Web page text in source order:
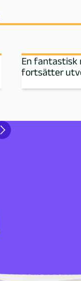
En fantastisk
fortsätter